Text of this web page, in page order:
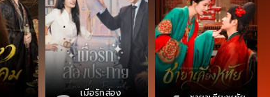
เมื่อรักส่อง